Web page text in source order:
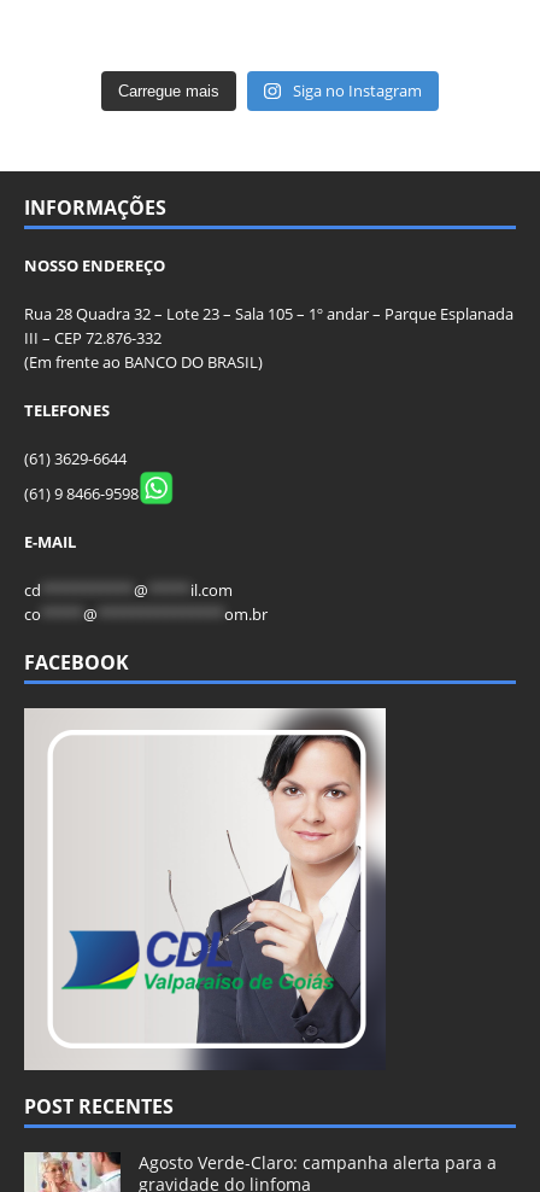
Carregue mais Siga no Instagram
INFORMAÇÕES
NOSSO ENDEREÇO
Rua 28 Quadra 32 – Lote 23 – Sala 105 – 1º andar – Parque Esplanada
III – CEP 72.876-332
(Em frente ao BANCO DO BRASIL)
TELEFONES
(61) 3629-6644
(61) 9 8466-9598
E-MAIL
cd @
il.com
co
@ om.br
FACEBOOK
POST RECENTES
Agosto Verde-Claro: campanha alerta para a
gravidade do linfoma